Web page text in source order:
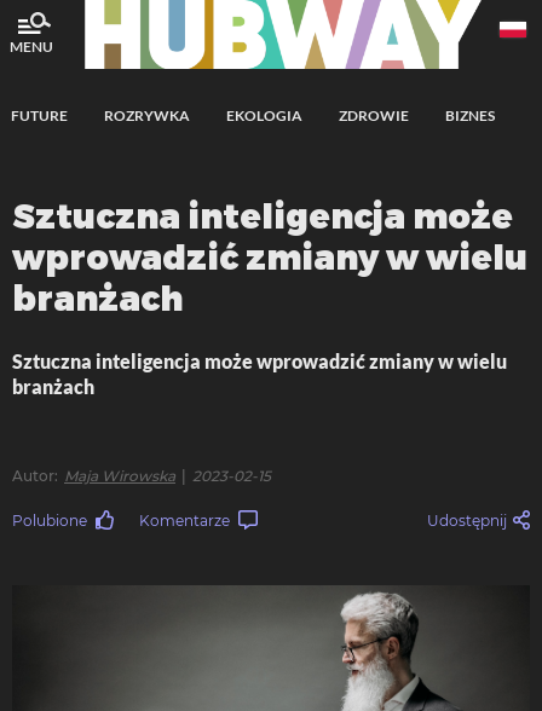
MENU
FUTURE ROZRYWKA EKOLOGIA ZDROWIE BIZNES
Sztuczna inteligencja może
wprowadzić zmiany w wielu
branżach
Sztuczna inteligencja może wprowadzić zmiany w wielu
branżach
Autor Maja Wirowska 2023-02-15
Polubione Komentarze Udostępnij